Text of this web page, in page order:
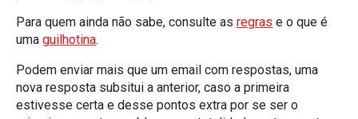
Para quem ainda não sabe, consulte as regras e o que é
uma guilhotina.
Podem enviar mais que um email com respostas, uma
nova resposta subsitui a anterior, caso a primeira
estivesse certa e desse pontos extra por se ser o